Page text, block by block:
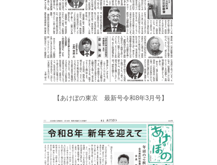
【あけぼの東京 最新号令和8年3月号】